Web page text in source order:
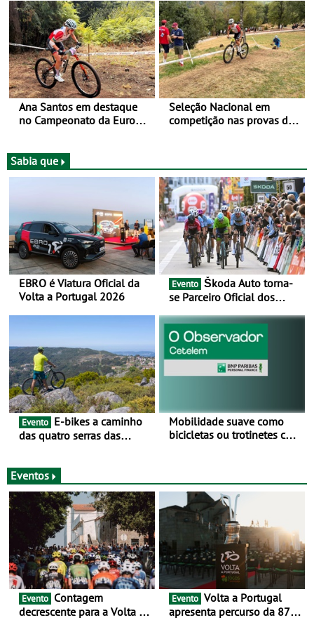
a Portugal - Prova decorre
entre 5 e 16 de Agosto
no Cartaxo
Ana Santos em destaque
no Campeonato da Europa
Seleção Nacional em
competição nas provas de
Sabia que
EBRO é Viatura Oficial da
Volta a Portugal 2026
Evento
se Parceiro Oficial dos
BTT e Gravel da UCI - Para
os anos de 2025 e 2026
Evento
das quatro serras das
e 10 de Junho
Mobilidade suave como
bicicletas ou trotinetes com
usam os automóveis
exclusivamente em áreas
urbanas
Eventos
Evento
decrescente para a Volta a
Evento
apresenta percurso da 87.ª